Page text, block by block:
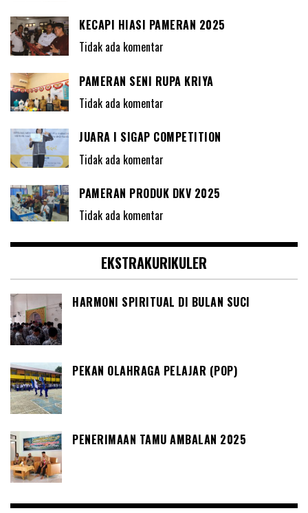
KECAPI HIASI PAMERAN 2025
Tidak ada komentar
PAMERAN SENI RUPA KRIYA
Tidak ada komentar
JUARA I SIGAP COMPETITION
Tidak ada komentar
PAMERAN PRODUK DKV 2025
Tidak ada komentar
EKSTRAKURIKULER
HARMONI SPIRITUAL DI BULAN SUCI
PEKAN OLAHRAGA PELAJAR (POP)
PENERIMAAN TAMU AMBALAN 2025